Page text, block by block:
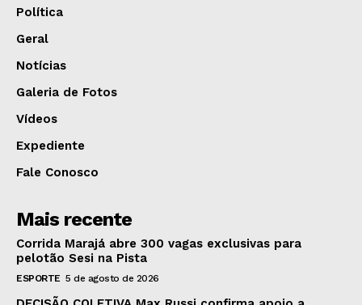
Política
Geral
Notícias
Galeria de Fotos
Vídeos
Expediente
Fale Conosco
Mais recente
Corrida Marajá abre 300 vagas exclusivas para
pelotão Sesi na Pista
ESPORTE 5 de agosto de 2026